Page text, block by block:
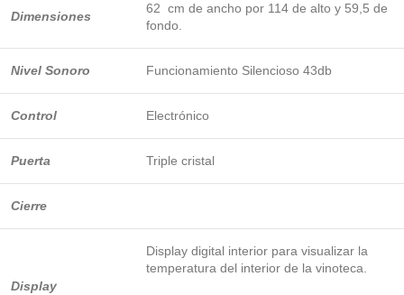
Dimensiones
62 cm de ancho por 114 de alto y 59,5 de
fondo.
Nivel Sonoro Funcionamiento Silencioso 43db
Control Electrónico
Puerta Triple cristal
Cierre
Display
Display digital interior para visualizar la
temperatura del interior de la vinoteca.